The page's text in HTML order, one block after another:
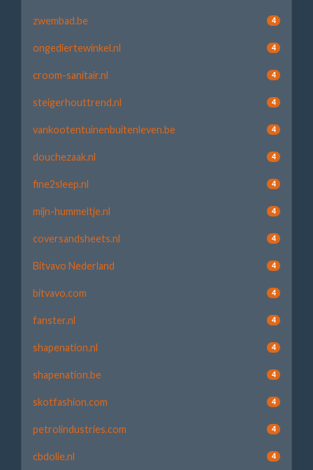
zwembad.be 4
ongediertewinkel.nl 4
croom-sanitair.nl 4
steigerhouttrend.nl 4
vankootentuinenbuitenleven.be 4
douchezaak.nl 4
fine2sleep.nl 4
mijn-hummeltje.nl 4
coversandsheets.nl 4
Bitvavo Nederland 4
bitvavo.com 4
fanster.nl 4
shapenation.nl 4
shapenation.be 4
skotfashion.com 4
petrolindustries.com 4
cbdolie.nl 4